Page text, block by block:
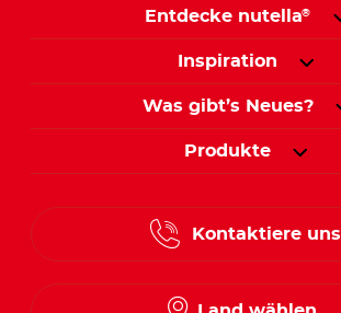
Entdecke nutella®
Inspiration
Was gibt’s Neues?
Produkte
Kontaktiere uns